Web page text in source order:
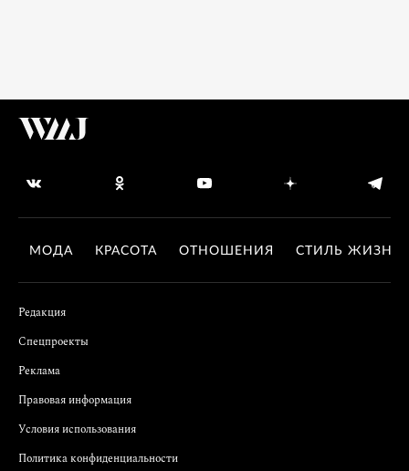
МОДА КРАСОТА ОТНОШЕНИЯ СТИЛЬ ЖИЗНИ
Редакция
Спецпроекты
Реклама
Правовая информация
Условия использования
Политика конфиденциальности